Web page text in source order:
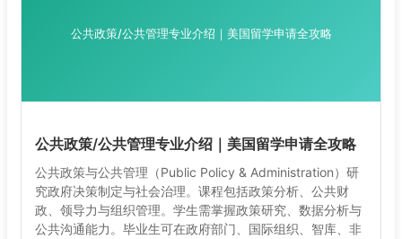
公共政策/公共管理专业介绍｜美国留学申请全攻略
公共政策/公共管理专业介绍｜美国留学申请全攻略
公共政策与公共管理（Public Policy & Administration）研
究政府决策制定与社会治理。课程包括政策分析、公共财
政、领导力与组织管理。学生需掌握政策研究、数据分析与
公共沟通能力。毕业生可在政府部门、国际组织、智库、非